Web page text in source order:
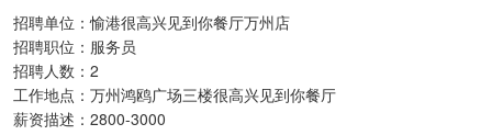
招聘单位：愉港很高兴见到你餐厅万州店
招聘职位：服务员
招聘人数：2
工作地点：万州鸿鸥广场三楼很高兴见到你餐厅
薪资描述：2800-3000